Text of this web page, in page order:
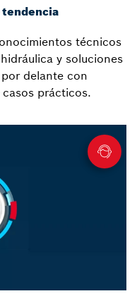
técnicos
y soluciones
delante con
prácticos.